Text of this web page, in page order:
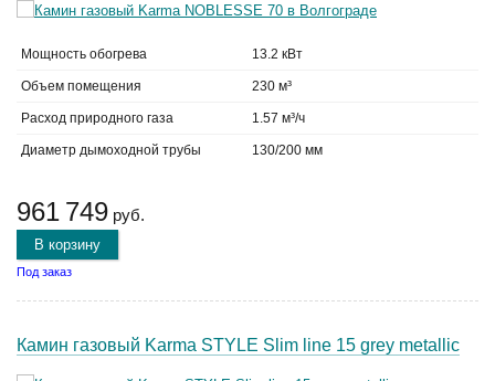
Мощность обогрева 13.2 кВт
Объем помещения 230 м³
Расход природного газа 1.57 м³/ч
Диаметр дымоходной трубы 130/200 мм
961 749 руб.
В корзину
Под заказ
Камин газовый Karma STYLE Slim line 15 grey metallic